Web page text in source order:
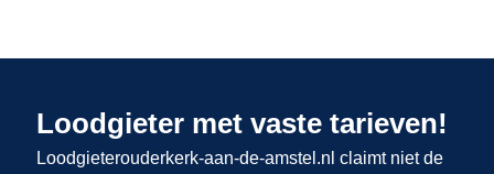
Loodgieter met vaste tarieven!
Loodgieterouderkerk-aan-de-amstel.nl claimt niet de